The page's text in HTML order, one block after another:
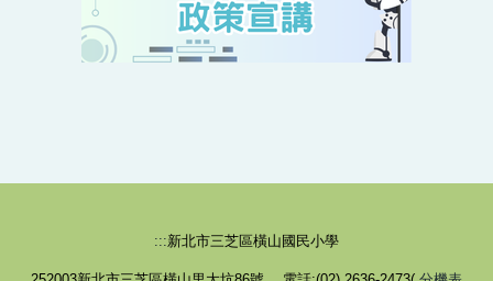
:::新北市三芝區橫山國民小學